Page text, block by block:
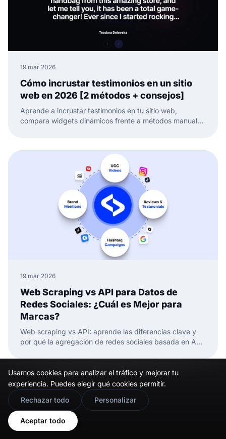
19 mar 2026
Cómo incrustar testimonios en un sitio
web en 2026 [2 métodos + consejos]
Aprende a incrustar testimonios en tu sitio web,
compara widgets dinámicos frente a métodos manuales
19 mar 2026
Web Scraping vs API para Datos de
Redes Sociales: ¿Cuál es Mejor para
Marcas?
Web scraping vs API: aprende las diferencias clave y
por qué la agregación de redes sociales basada en API
Usamos cookies para analizar el tráfico y mejorar tu
experiencia. Puedes elegir qué cookies permitir.
Rechazar todo
Personalizar
Aceptar todo
🇬🇧 Would you prefer this site in English?
View in English